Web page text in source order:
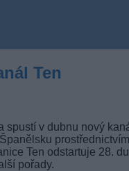
Ten
spustí v dubnu nový
prostřednictvím
Ten odstartuje 28.
pořady.